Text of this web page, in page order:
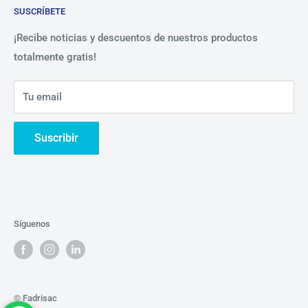
Beneficios
Nosotros
Contáctanos
Política de Privacidad
SUSCRÍBETE
¡Recibe noticias y descuentos de nuestros productos
totalmente gratis!
Tu email
Suscribir
Síguenos
© Fadrisac